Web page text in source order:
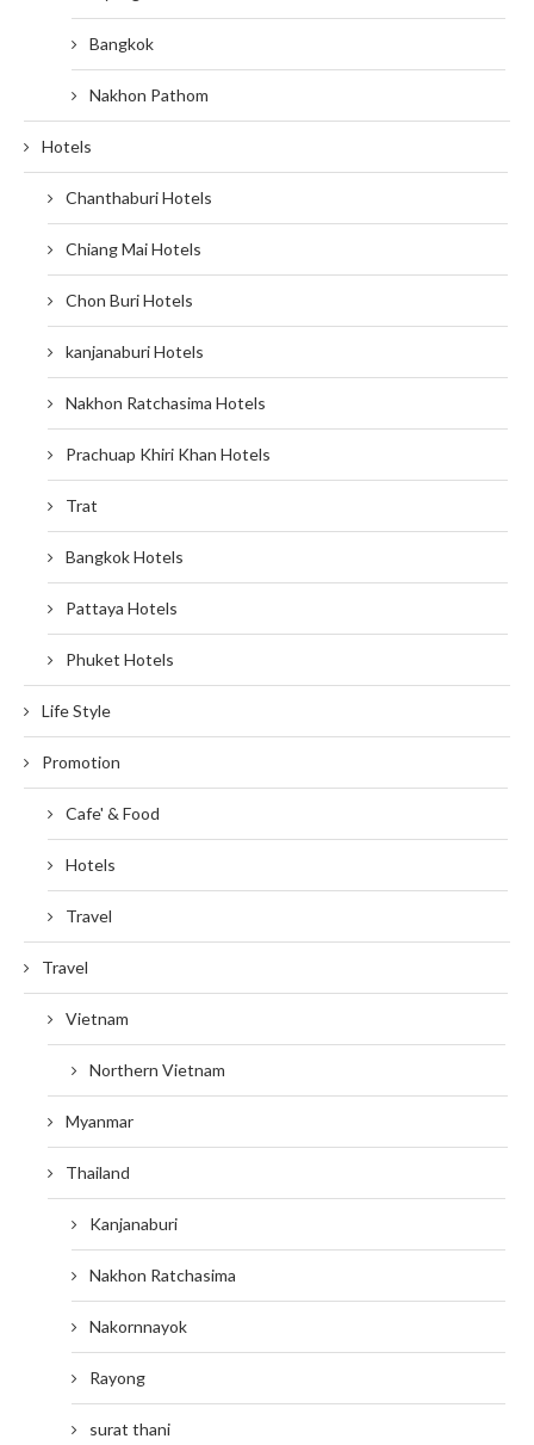
Bangkok
Nakhon Pathom
Hotels
Chanthaburi Hotels
Chiang Mai Hotels
Chon Buri Hotels
kanjanaburi Hotels
Nakhon Ratchasima Hotels
Prachuap Khiri Khan Hotels
Trat
Bangkok Hotels
Pattaya Hotels
Phuket Hotels
Life Style
Promotion
Cafe' & Food
Hotels
Travel
Travel
Vietnam
Northern Vietnam
Myanmar
Thailand
Kanjanaburi
Nakhon Ratchasima
Nakornnayok
Rayong
surat thani